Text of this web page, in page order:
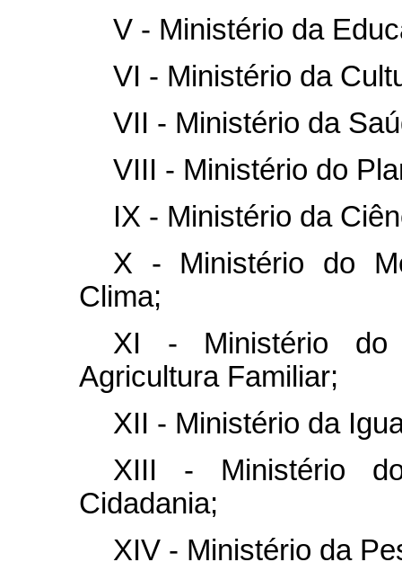
V - Ministério da
VI - Ministério da
VII - Ministério da
VIII - Ministério do
IX - Ministério da
X - Ministério do
Clima;
XI - Ministério do
Agricultura Familiar;
XII - Ministério da
XIII - Ministério
Cidadania;
XIV - Ministério da